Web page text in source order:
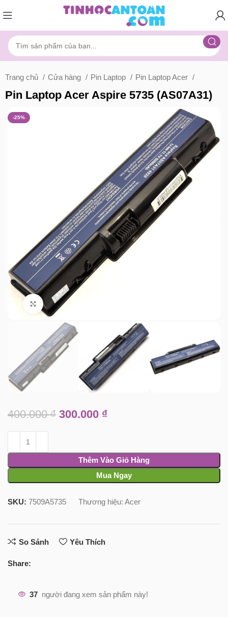
Trang chủ Cửa hàng Pin Laptop Pin Laptop Acer
Pin Laptop Acer Aspire 5735 (AS07A31)
-25%
Click to enlarge
400.000₫ 300.000 ₫
Thêm Vào Giỏ Hàng
Mua Ngay
SKU:7509A5735 Thương hiệu:Acer
So Sánh Yêu Thích
Share:
37 người đang xem sản phẩm này!